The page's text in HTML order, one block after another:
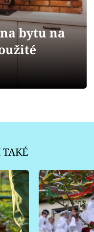
bytu na
TAKÉ